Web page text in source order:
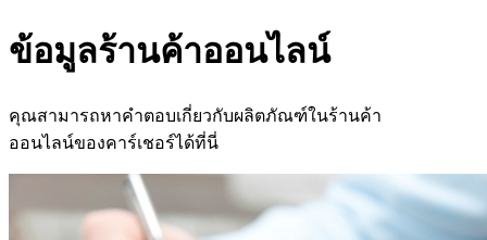
ข้อมูลร้านค้าออนไลน์
คุณสามารถหาคำตอบเกี่ยวกับผลิตภัณฑ์ในร้านค้า
ออนไลน์ของคาร์เชอร์ได้ที่นี่